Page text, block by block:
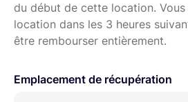
du début de cette location.
location dans les 3 heures
être rembourser entièrement.
Emplacement de récupération